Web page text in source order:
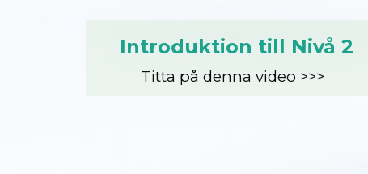
Introduktion till Nivå 2
Titta på denna video >>>